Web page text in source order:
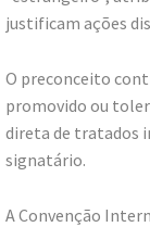
justificam ações
O preconceito
promovido ou
direta de tratados
signatário.
A Convenção